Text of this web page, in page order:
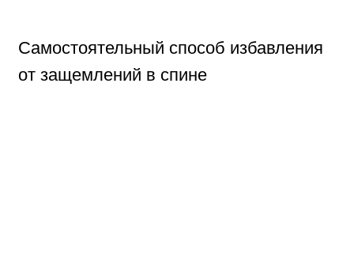
Самостоятельный способ избавления
от защемлений в спине